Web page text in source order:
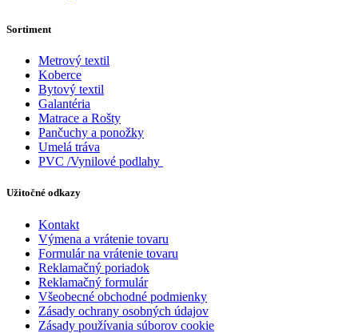
Sortiment
Metrový textil
Koberce
Bytový textil
Galantéria
Matrace a Rošty
Pančuchy a ponožky
Umelá tráva
PVC /Vynilové podlahy
Užitočné odkazy
Kontakt
Výmena a vrátenie tovaru
Formulár na vrátenie tovaru
Reklamačný poriadok
Reklamačný formulár
Všeobecné obchodné podmienky
Zásady ochrany osobných údajov
Zásady používania súborov cookie